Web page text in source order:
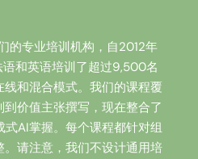
专业培训机构，自2012年
语和英语培训了超过9,500名
和混合模式。我们的课程覆
价值主张撰写，现在整合了
AI掌握。每个课程都针对组
请注意，我们不设计通用培